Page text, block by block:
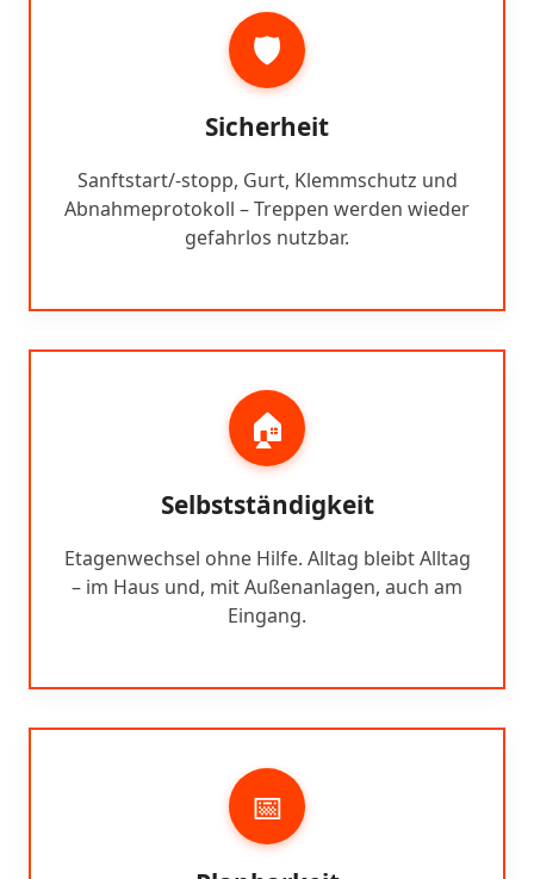
🛡️
Sicherheit
Sanftstart/-stopp, Gurt, Klemmschutz und
Abnahmeprotokoll – Treppen werden wieder
gefahrlos nutzbar.
🏠
Selbstständigkeit
Etagenwechsel ohne Hilfe. Alltag bleibt Alltag
– im Haus und, mit Außenanlagen, auch am
Eingang.
📅